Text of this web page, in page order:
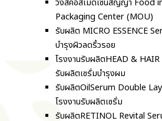
วิ้งส์คอสเมดเซ็นสัญญา Food
Packaging Center (MOU)
รับผลิต MICRO ESSENCE
บำรุงผิวลดริ้วรอย
โรงงานรับผลิตHEAD &
รับผลิตเซรั่มบำรุงผม
รับผลิตOilSerum Double
โรงงานรับผลิตเซรั่ม
รับผลิตRETINOL Revital